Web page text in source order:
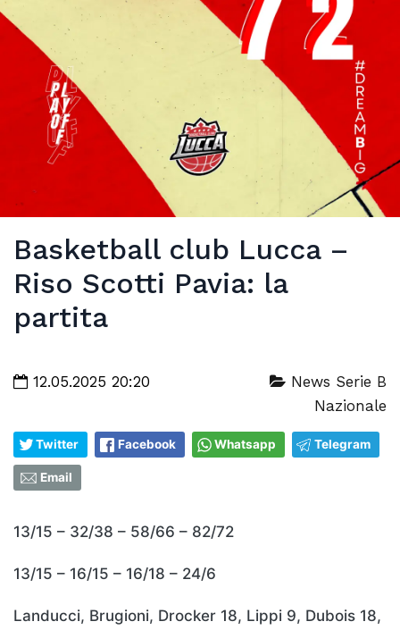
Basketball club Lucca –
Riso Scotti Pavia: la
partita
12.05.2025 20:20
News Serie B
Nazionale
Twitter Facebook Whatsapp Telegram
Email
13/15 – 32/38 – 58/66 – 82/72
13/15 – 16/15 – 16/18 – 24/6
Landucci, Brugioni, Drocker 18, Lippi 9, Dubois 18,